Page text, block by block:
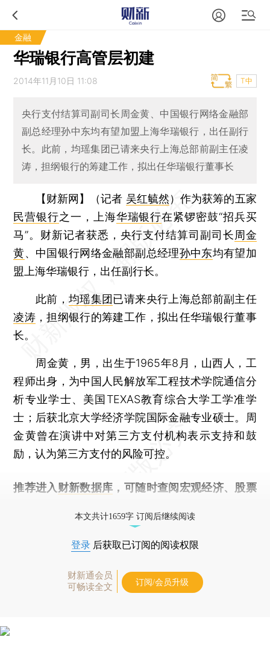
金融
华瑞银行高管层初建
2014年11月10日 11:08 T中
央行支付结算司副司长周金黄、中国银行网络金融部
副总经理孙中东均有望加盟上海华瑞银行，出任副行
长。此前，均瑶集团已请来央行上海总部前副主任凌
涛，担纲银行的筹建工作，拟出任华瑞银行董事长
【财新网】（记者 吴红毓然）作为获筹的五家
民营银行之一，上海华瑞银行在紧锣密鼓“招兵买
马”。财新记者获悉，央行支付结算司副司长周金
黄、中国银行网络金融部副总经理孙中东均有望加
盟上海华瑞银行，出任副行长。
此前，均瑶集团已请来央行上海总部前副主任
凌涛 ，担纲银行的筹建工作，拟出任华瑞银行董事
长。
周金黄，男，出生于1965年8月，山西人，工
程师出身，为中国人民解放军工程技术学院通信分
析专业学士、美国TEXAS教育综合大学工学准学
士；后获北京大学经济学院国际金融专业硕士。周
金黄曾在演讲中对第三方支付机构表示支持和鼓
励，认为第三方支付的风险可控。
推荐进入 财新数据库 ，可随时查阅宏观经济、股票
本文共计1659字 订阅后继续阅读
登录 后获取已订阅的阅读权限
财新通会员
可畅读全文
订阅/会员升级